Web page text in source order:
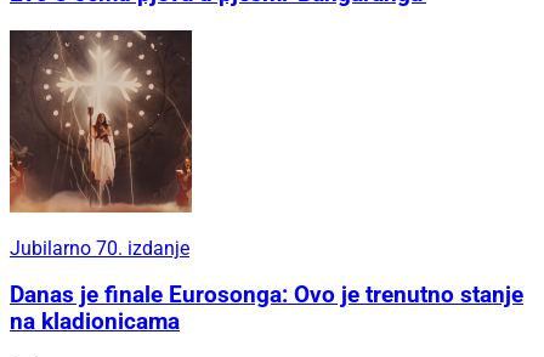
Jubilarno 70. izdanje
Danas je finale Eurosonga: Ovo je trenutno stanje
na kladionicama